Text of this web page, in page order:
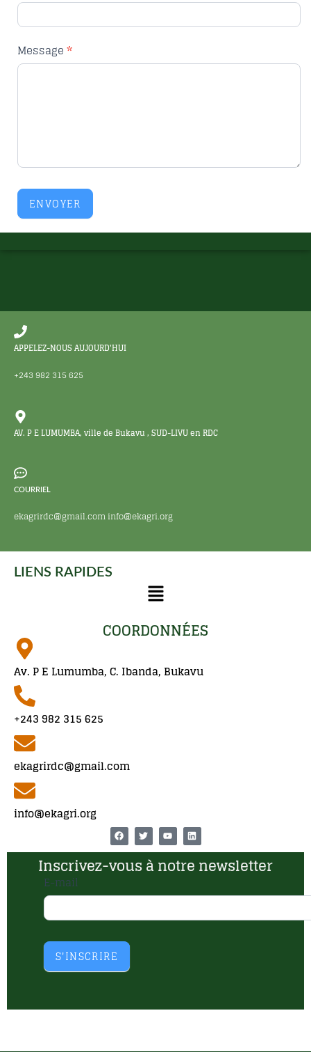
Message*
ENVOYER
APPELEZ-NOUS AUJOURD'HUI
+243 982 315 625
AV. P E LUMUMBA, ville de Bukavu , SUD-LIVU en RDC
COURRIEL
ekagrirdc@gmail.com info@ekagri.org
LIENS RAPIDES
COORDONNÉES
Av. P E Lumumba, C. Ibanda, Bukavu
+243 982 315 625
ekagrirdc@gmail.com
info@ekagri.org
Inscrivez-vous à notre newsletter
news
letter
E-mail
S'INSCRIRE